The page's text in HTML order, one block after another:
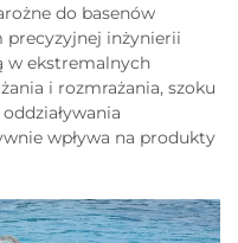
do basenów
precyzyjnej inżynierii
w ekstremalnych
i rozmrażania, szoku
wpływa na produkty